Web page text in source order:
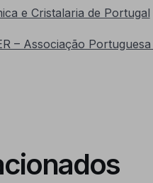
e Cristalaria de Portugal
– Associação